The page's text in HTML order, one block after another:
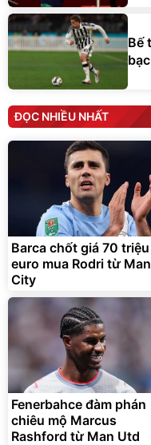
Bế
ĐỌC NHIỀU NHẤT
Barca chốt giá 70 triệu
euro mua Rodri từ Man
City
Fenerbahce đàm phán
chiêu mộ Marcus
Rashford từ Man Utd